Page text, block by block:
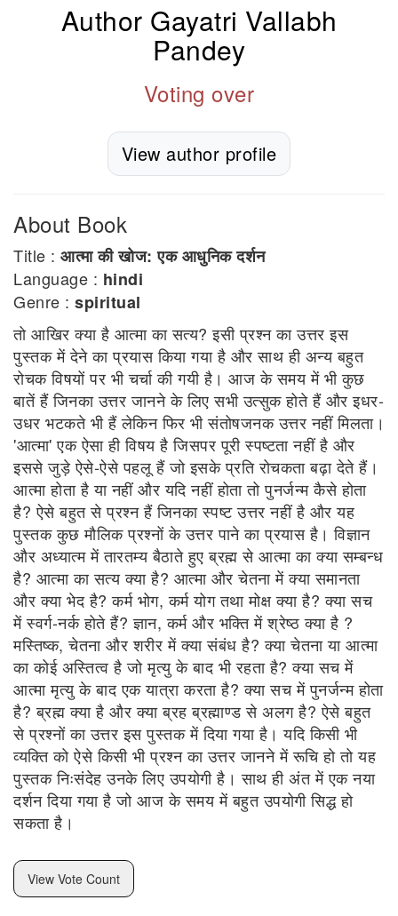
Author Gayatri Vallabh
Pandey
Voting over
View author profile
About Book
Title : आत्मा की खोज: एक आधुनिक दर्शन
Language : hindi
Genre : spiritual
तो आखिर क्या है आत्मा का सत्य? इसी प्रश्न का उत्तर इस
पुस्तक में देने का प्रयास किया गया है और साथ ही अन्य बहुत
रोचक विषयों पर भी चर्चा की गयी है। आज के समय में भी कुछ
बातें हैं जिनका उत्तर जानने के लिए सभी उत्सुक होते हैं और इधर-
उधर भटकते भी हैं लेकिन फिर भी संतोषजनक उत्तर नहीं मिलता।
'आत्मा' एक ऐसा ही विषय है जिसपर पूरी स्पष्टता नहीं है और
इससे जुड़े ऐसे-ऐसे पहलू हैं जो इसके प्रति रोचकता बढ़ा देते हैं।
आत्मा होता है या नहीं और यदि नहीं होता तो पुनर्जन्म कैसे होता
है? ऐसे बहुत से प्रश्न हैं जिनका स्पष्ट उत्तर नहीं है और यह
पुस्तक कुछ मौलिक प्रश्नों के उत्तर पाने का प्रयास है। विज्ञान
और अध्यात्म में तारतम्य बैठाते हुए ब्रह्म से आत्मा का क्या सम्बन्ध
है? आत्मा का सत्य क्या है? आत्मा और चेतना में क्या समानता
और क्या भेद है? कर्म भोग, कर्म योग तथा मोक्ष क्या है? क्या सच
में स्वर्ग-नर्क होते हैं? ज्ञान, कर्म और भक्ति में श्रेष्ठ क्या है ?
मस्तिष्क, चेतना और शरीर में क्या संबंध है? क्या चेतना या आत्मा
का कोई अस्तित्व है जो मृत्यु के बाद भी रहता है? क्या सच में
आत्मा मृत्यु के बाद एक यात्रा करता है? क्या सच में पुनर्जन्म होता
है? ब्रह्म क्या है और क्या ब्रह ब्रह्माण्ड से अलग है? ऐसे बहुत
से प्रश्नों का उत्तर इस पुस्तक में दिया गया है। यदि किसी भी
व्यक्ति को ऐसे किसी भी प्रश्न का उत्तर जानने में रूचि हो तो यह
पुस्तक निःसंदेह उनके लिए उपयोगी है। साथ ही अंत में एक नया
दर्शन दिया गया है जो आज के समय में बहुत उपयोगी सिद्ध हो
सकता है।
View Vote Count